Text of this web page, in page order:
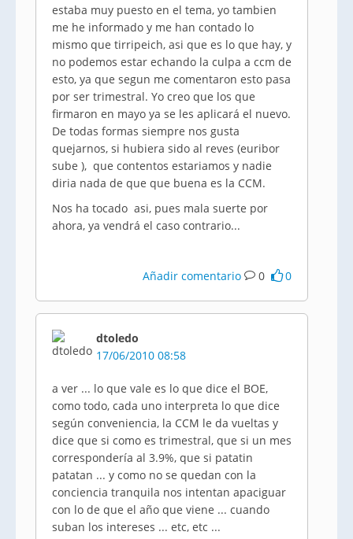
estaba muy puesto en el tema, yo tambien
me he informado y me han contado lo
mismo que tirripeich, asi que es lo que hay, y
no podemos estar echando la culpa a ccm de
esto, ya que segun me comentaron esto pasa
por ser trimestral. Yo creo que los que
firmaron en mayo ya se les aplicará el nuevo.
De todas formas siempre nos gusta
quejarnos, si hubiera sido al reves (euribor
sube ), que contentos estariamos y nadie
diria nada de que que buena es la CCM.
Nos ha tocado asi, pues mala suerte por
ahora, ya vendrá el caso contrario...
Añadir comentario 0 0
dtoledo
17/06/2010 08:58
a ver ... lo que vale es lo que dice el BOE,
como todo, cada uno interpreta lo que dice
según conveniencia, la CCM le da vueltas y
dice que si como es trimestral, que si un mes
correspondería al 3.9%, que si patatin
patatan ... y como no se quedan con la
conciencia tranquila nos intentan apaciguar
con lo de que el año que viene ... cuando
suban los intereses ... etc, etc ...